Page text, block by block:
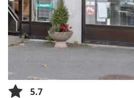
5.7